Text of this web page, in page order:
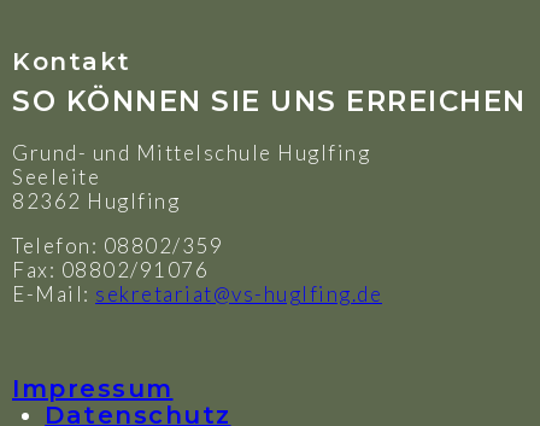
Kontakt
SO KÖNNEN SIE UNS ERREICHEN
Grund- und Mittelschule Huglfing
Seeleite
82362 Huglfing
Telefon: 08802/359
Fax: 08802/91076
E-Mail: sekretariat@vs-huglfing.de
Impressum
Datenschutz